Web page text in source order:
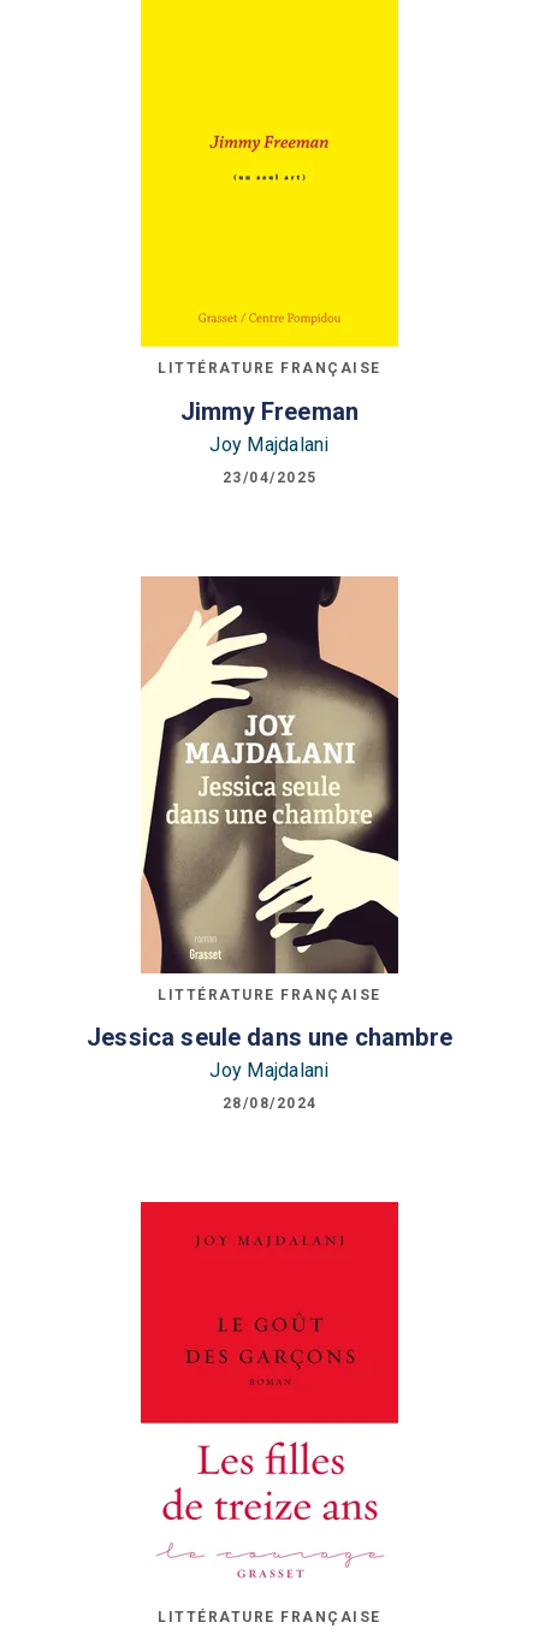
LITTÉRATURE FRANÇAISE
Jimmy Freeman
Joy Majdalani
23/04/2025
LITTÉRATURE FRANÇAISE
Jessica seule dans une chambre
Joy Majdalani
28/08/2024
LITTÉRATURE FRANÇAISE